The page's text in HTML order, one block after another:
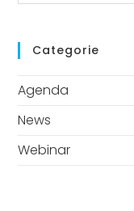
Categorie
Agenda
News
Webinar